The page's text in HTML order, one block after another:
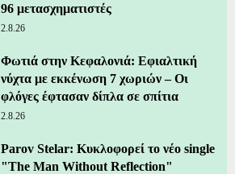
96 μετασχηματιστές
2.8.26
Φωτιά στην Κεφαλονιά: Εφιαλτική
νύχτα με εκκένωση 7 χωριών – Οι
φλόγες έφτασαν δίπλα σε σπίτια
2.8.26
Parov Stelar: Κυκλοφορεί το νέο single
"The Man Without Reflection"